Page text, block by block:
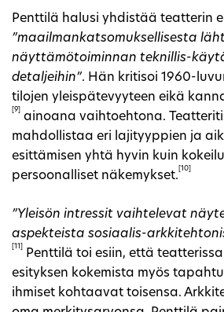
Penttilä halusi yhdistää teatterin
”maailmankatsomuksellisesta
näyttämötoiminnan teknillis-
detaljeihin”. Hän kritisoi 1960-
tilojen yleispätevyyteen eikä
[9]
ainoana vaihtoehtona.
mahdollistaa eri lajityyppien ja
esittämisen yhtä hyvin kuin
persoonalliset näkemykset.
[10]
”Yleisön intressit vaihtelevat
aspekteista sosiaalis-
[11]
Penttilä toi esiin, että
esityksen kokemista myös
ihmiset kohtaavat toisensa.